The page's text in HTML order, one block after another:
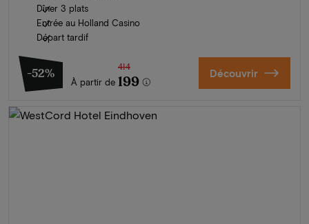
Dîner 3 plats
Entrée au Holland Casino
Départ tardif
-52%
À partir de
414
199 Découvrir